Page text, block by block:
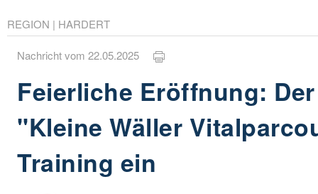
REGION | HARDERT
Nachricht vom 22.05.2025
Feierliche Eröffnung:
"Kleine Wäller
Training ein